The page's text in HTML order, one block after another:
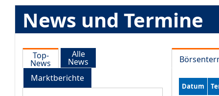
News und Termine
Top-
News
Alle
News
Marktberichte
Datum